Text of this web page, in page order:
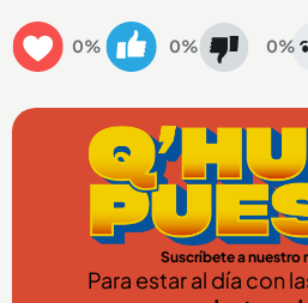
0% 0% 0%
Suscríbete a nuestro
Para estar al día con